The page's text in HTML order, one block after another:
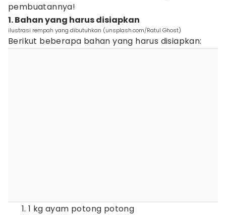
pembuatannya!
1. Bahan yang harus disiapkan
ilustrasi rempah yang dibutuhkan (unsplash.com/Ratul Ghost)
Berikut beberapa bahan yang harus disiapkan:
1 kg ayam potong potong